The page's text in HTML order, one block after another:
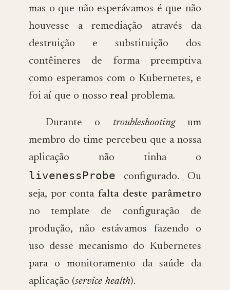
mas o que não esperávamos é que não
houvesse a remediação através da
destruição e substituição dos
contêineres de forma preemptiva
como esperamos com o Kubernetes, e
foi aí que o nossoreal problema.
Durante o troubleshootingum
membro do time percebeu que a nossa
aplicação não tinha o
livenessProbe configurado. Ou
seja, por conta falta deste parâmetro
no template de configuração de
produção, não estávamos fazendo o
uso desse mecanismo do Kubernetes
para o monitoramento da saúde da
aplicação (service health).